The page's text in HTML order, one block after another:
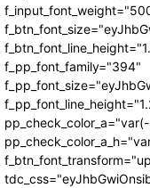
f_pp_font_family="394"